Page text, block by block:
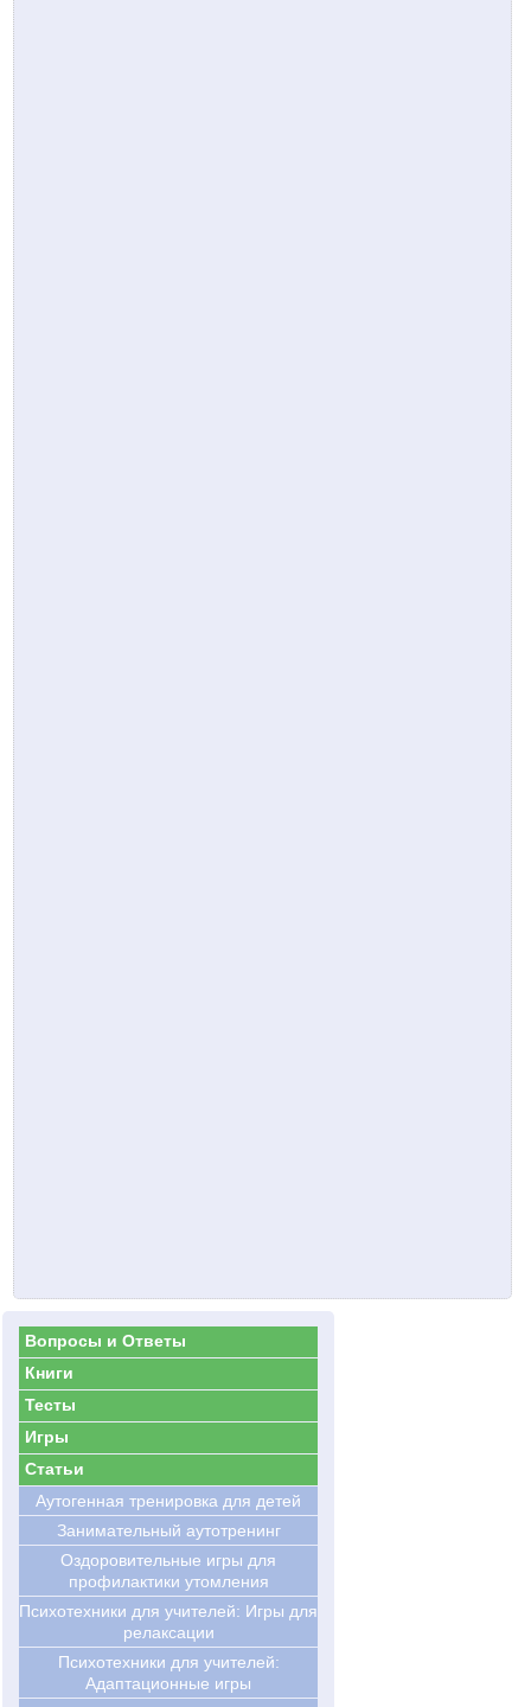
Вопросы и Ответы
Книги
Тесты
Игры
Статьи
Аутогенная тренировка для детей
Занимательный аутотренинг
Оздоровительные игры для
профилактики утомления
Психотехники для учителей: Игры для
релаксации
Психотехники для учителей:
Адаптационные игры